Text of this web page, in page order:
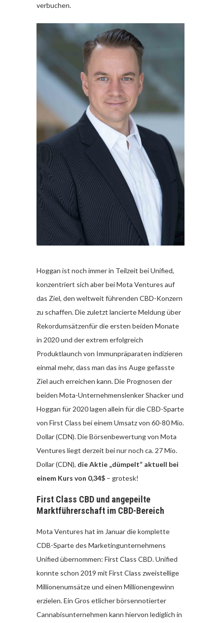
verbuchen.
Hoggan ist noch immer in Teilzeit bei Unified,
konzentriert sich aber bei Mota Ventures auf
das Ziel, den weltweit führenden CBD-Konzern
zu schaffen. Die zuletzt lancierte Meldung über
Rekordumsätzenfür die ersten beiden Monate
in 2020 und der extrem erfolgreich
Produktlaunch von Immunpräparaten indizieren
einmal mehr, dass man das ins Auge gefasste
Ziel auch erreichen kann. Die Prognosen der
beiden Mota-Unternehmenslenker Shacker und
Hoggan für 2020 lagen allein für die CBD-Sparte
von First Class bei einem Umsatz von 60-80 Mio.
Dollar (CDN). Die Börsenbewertung von Mota
Ventures liegt derzeit bei nur noch ca. 27 Mio.
Dollar (CDN), die Aktie „dümpelt“ aktuell bei
einem Kurs von 0,34$ – grotesk!
First Class CBD und angepeilte
Marktführerschaft im CBD-Bereich
Mota Ventures hat im Januar die komplette
CDB-Sparte des Marketingunternehmens
Unified übernommen: First Class CBD. Unified
konnte schon 2019 mit First Class zweistellige
Millionenumsätze und einen Millionengewinn
erzielen. Ein Gros etlicher börsennotierter
Cannabisunternehmen kann hiervon lediglich in